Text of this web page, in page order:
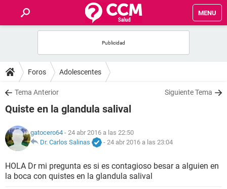
MENU
FOROS
SALUD
FAMILIA
NUTRICIÓN
BIENESTAR
Foros Adolescentes
Tema Anterior Siguiente Tema
Quiste en la glandula salival
gatocero64 - 24 abr 2016 a las 22:50
Dr. Carlos Salinas
- 24 abr 2016 a las 23:04
HOLA Dr mi pregunta es si es contagioso besar a alguien en
la boca con quistes en la glandula salival